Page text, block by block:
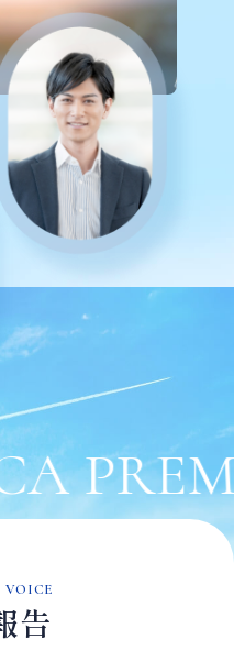
VOICE
告